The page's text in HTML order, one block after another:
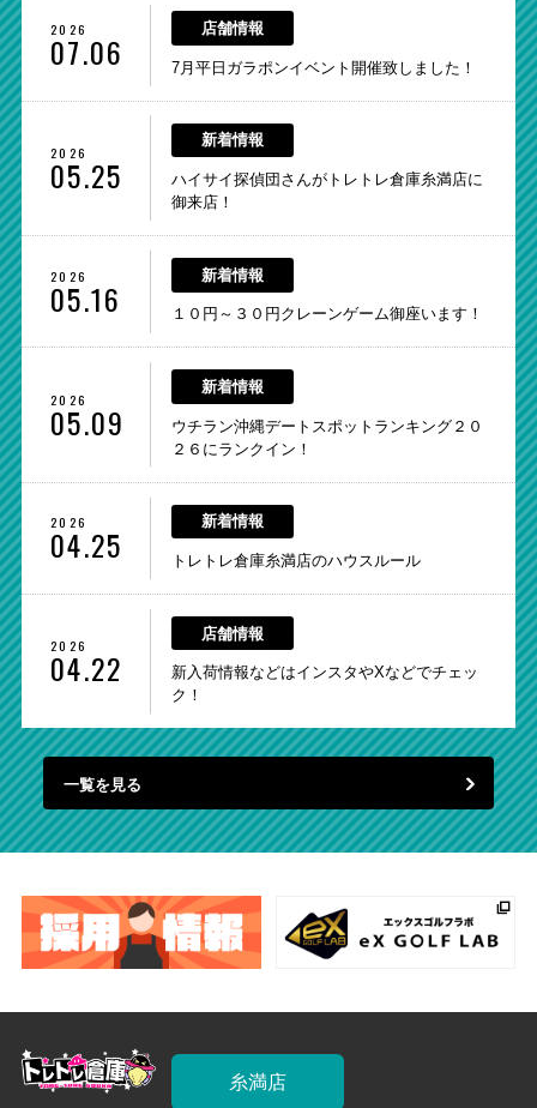
2026
07.06
店舗情報
7月平日ガラポンイベント開催致しました！
2026
05.25
新着情報
ハイサイ探偵団さんがトレトレ倉庫糸満店に
御来店！
2026
05.16
新着情報
１０円～３０円クレーンゲーム御座います！
2026
05.09
新着情報
ウチラン沖縄デートスポットランキング２０
２６にランクイン！
2026
04.25
新着情報
トレトレ倉庫糸満店のハウスルール
2026
04.22
店舗情報
新入荷情報などはインスタやXなどでチェッ
ク！
一覧を見る
糸満店